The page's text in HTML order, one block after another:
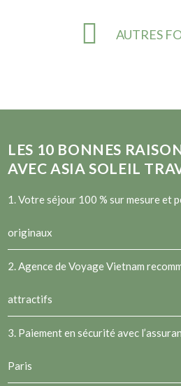
AUTRES
LES 10 BONNES
AVEC ASIA SOLEIL
1. Votre séjour 100 % sur mesure et
originaux
2.Agence de Voyage Vietnam
attractifs
3. Paiement en sécurité avec
Paris